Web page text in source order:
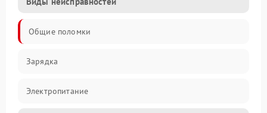
Общие поломки
Зарядка
Электропитание